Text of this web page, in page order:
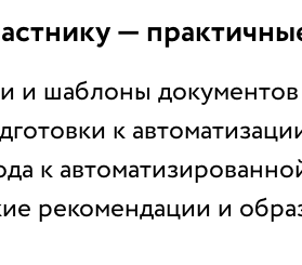
—
и шаблоны документов
к
к
рекомендации и